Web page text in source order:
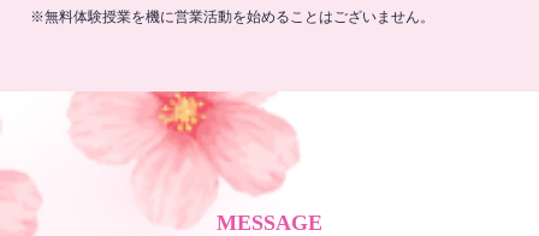
※無料体験授業を機に営業活動を始めることはございません。
MESSAGE